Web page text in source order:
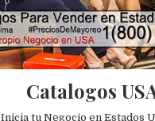
Catalogos
Inicia tu Negocio en Estados